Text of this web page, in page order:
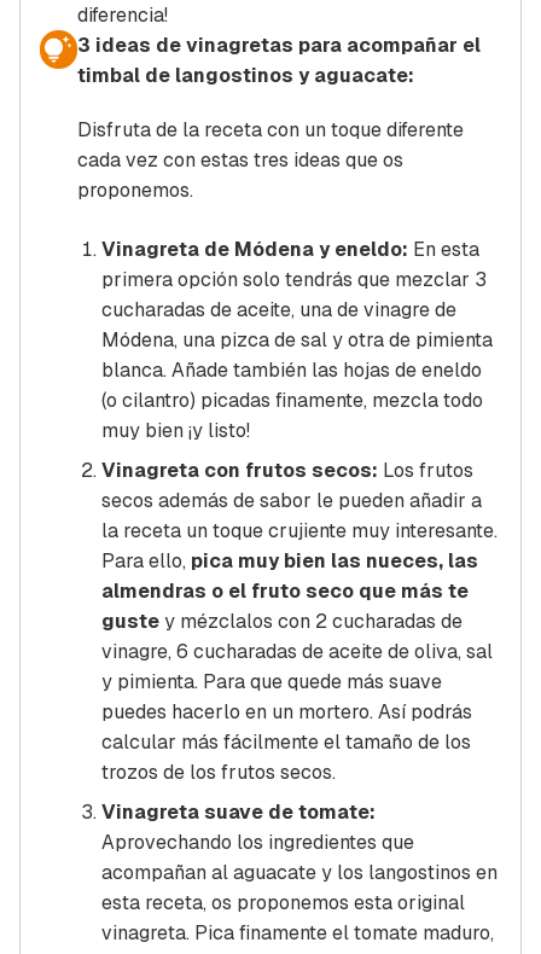
diferencia!
3 ideas de vinagretas para acompañar el
timbal de langostinos y aguacate:
Disfruta de la receta con un toque diferente
cada vez con estas tres ideas que os
proponemos.
Vinagreta de Módena y eneldo: En esta
primera opción solo tendrás que mezclar 3
cucharadas de aceite, una de vinagre de
Módena, una pizca de sal y otra de pimienta
blanca. Añade también las hojas de eneldo
(o cilantro) picadas finamente, mezcla todo
muy bien ¡y listo!
Vinagreta con frutos secos: Los frutos
secos además de sabor le pueden añadir a
la receta un toque crujiente muy interesante.
Para ello, pica muy bien las nueces, las
almendras o el fruto seco que más te
gustey mézclalos con 2 cucharadas de
vinagre, 6 cucharadas de aceite de oliva, sal
y pimienta. Para que quede más suave
puedes hacerlo en un mortero. Así podrás
calcular más fácilmente el tamaño de los
trozos de los frutos secos.
Vinagreta suave de tomate:
Aprovechando los ingredientes que
acompañan al aguacate y los langostinos en
esta receta, os proponemos esta original
vinagreta. Pica finamente el tomate maduro,